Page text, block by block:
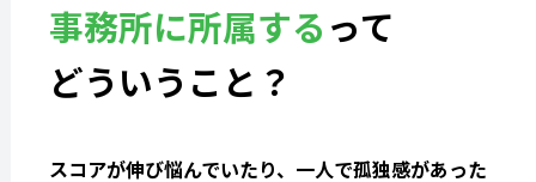
事務所に所属するって
どういうこと？
スコアが伸び悩んでいたり、一人で孤独感があった